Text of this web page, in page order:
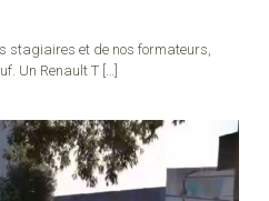
stagiaires et de nos formateurs,
Un Renault T […]